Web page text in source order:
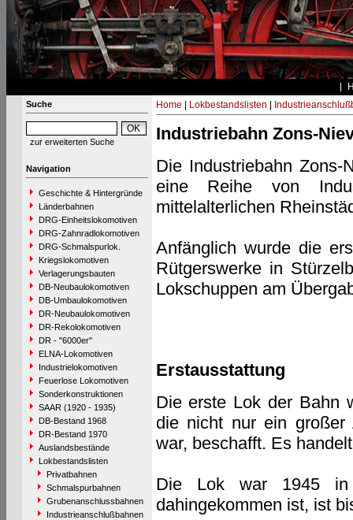
Suche
zur erweiterten Suche
Navigation
Geschichte & Hintergründe
Länderbahnen
DRG-Einheitslokomotiven
DRG-Zahnradlokomotiven
DRG-Schmalspurlok.
Kriegslokomotiven
Verlagerungsbauten
DB-Neubaulokomotiven
DB-Umbaulokomotiven
DR-Neubaulokomotiven
DR-Rekolokomotiven
DR - "6000er"
ELNA-Lokomotiven
Industrielokomotiven
Feuerlose Lokomotiven
Sonderkonstruktionen
SAAR (1920 - 1935)
DB-Bestand 1968
DR-Bestand 1970
Auslandsbestände
Lokbestandslisten
Privatbahnen
Schmalspurbahnen
Grubenanschlussbahnen
Industrieanschlußbahnen
Home Lokbestandslisten
Industriebahn Zons-
Die Industriebahn
eine Reihe von
mittelalterlichen
Anfänglich wurde die
Rütgerswerke in
Lokschuppen am
Erstausstattung
Die erste Lok der Bahn
die nicht nur ein großer
war, beschafft. Es
Die Lok war 1945 in
dahingekommen ist, ist